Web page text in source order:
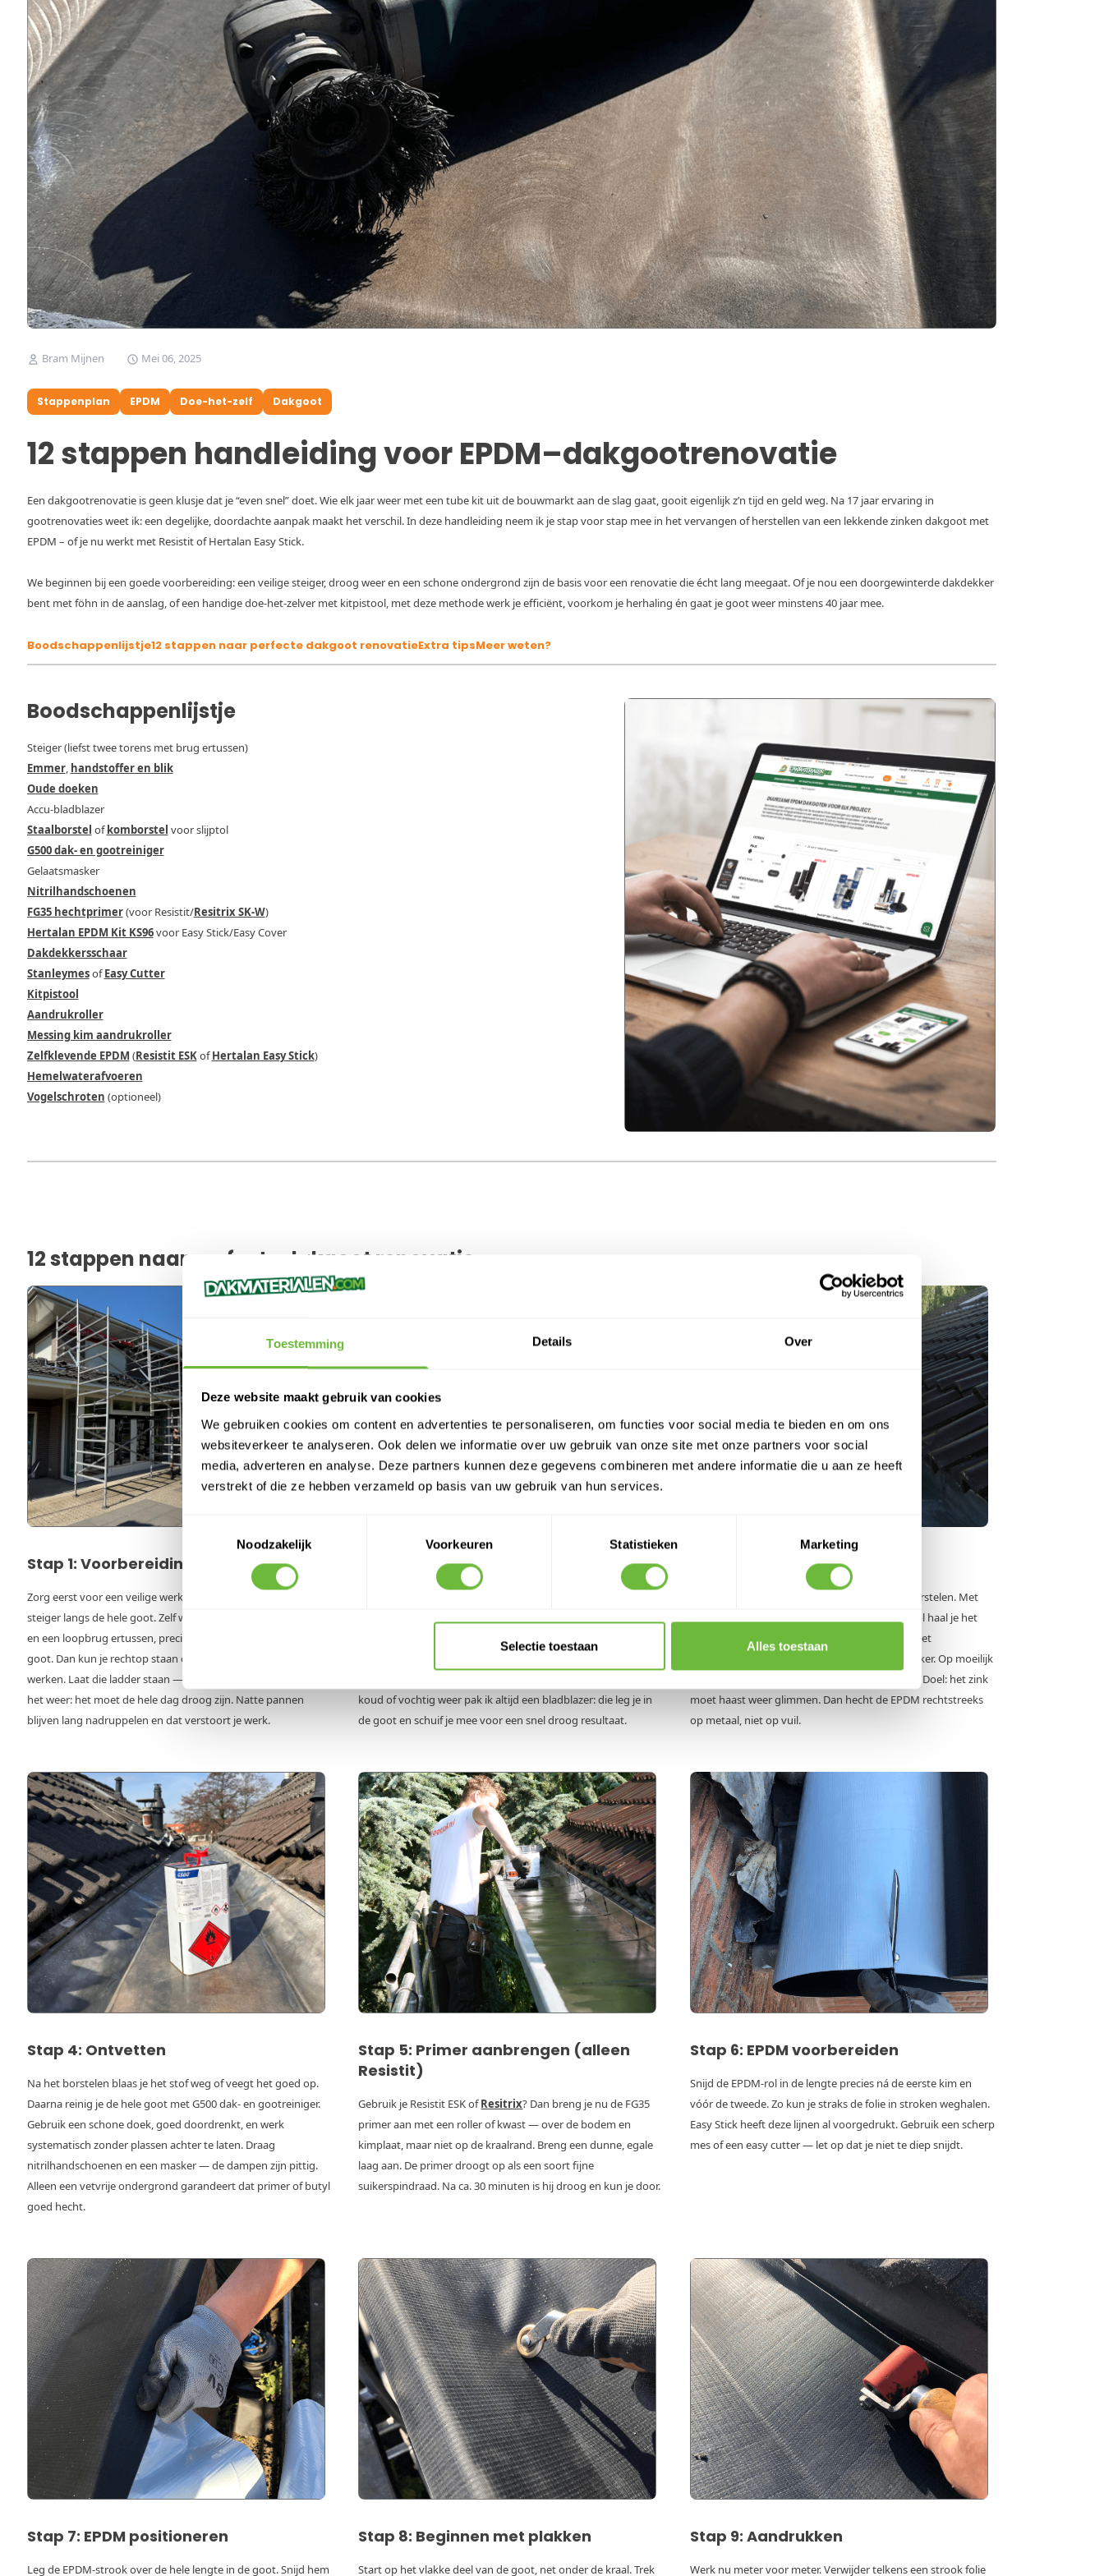
Toestemming Details Over
Deze website maakt gebruik van cookies
We gebruiken cookies om content en advertenties te personaliseren, om functies voor social media te bieden en om ons
websiteverkeer te analyseren. Ook delen we informatie over uw gebruik van onze site met onze partners voor social
media, adverteren en analyse. Deze partners kunnen deze gegevens combineren met andere informatie die u aan ze heeft
verstrekt of die ze hebben verzameld op basis van uw gebruik van hun services.
Toestemmingsselectie
Noodzakelijk
Voorkeuren Statistieken Marketing
Selectie toestaan Alles toestaan
Bram Mijnen Mei 06, 2025
Stappenplan EPDM Doe-het-zelf Dakgoot
12 stappen handleiding voor EPDM–dakgootrenovatie
Een dakgootrenovatie is geen klusje dat je “even snel” doet. Wie elk jaar weer met een tube kit uit de bouwmarkt aan de slag gaat, gooit eigenlijk z’n tijd en geld weg. Na 17 jaar ervaring in
gootrenovaties weet ik: een degelijke, doordachte aanpak maakt het verschil. In deze handleiding neem ik je stap voor stap mee in het vervangen of herstellen van een lekkende zinken dakgoot met
EPDM – of je nu werkt met Resistit of Hertalan Easy Stick.
We beginnen bij een goede voorbereiding: een veilige steiger, droog weer en een schone ondergrond zijn de basis voor een renovatie die écht lang meegaat. Of je nou een doorgewinterde dakdekker
bent met föhn in de aanslag, of een handige doe-het-zelver met kitpistool, met deze methode werk je efficiënt, voorkom je herhaling én gaat je goot weer minstens 40 jaar mee.
Boodschappenlijstje12 stappen naar perfecte dakgoot renovatieExtra tipsMeer weten?
Boodschappenlijstje
Steiger (liefst twee torens met brug ertussen)
Emmer, handstoffer en blik
Oude doeken
Accu-bladblazer
Staalborstel ofkomborstel voor slijptol
G500 dak- en gootreiniger
Gelaatsmasker
Nitrilhandschoenen
FG35 hechtprimer(voor Resistit/Resitrix SK-W)
Hertalan EPDM Kit KS96voor Easy Stick/Easy Cover
Dakdekkersschaar
StanleymesofEasy Cutter
Kitpistool
Aandrukroller
Messing kim aandrukroller
Zelfklevende EPDM (Resistit ESKofHertalan Easy Stick)
Hemelwaterafvoeren
Vogelschroten (optioneel)
12 stappen naar perfecte dakgoot renovatie
Stap 1: Voorbereiding
Zorg eerst voor een veilige werkplek: een brede, stabiele
steiger langs de hele goot. Zelf werk ik altijd met twee torens
en een loopbrug ertussen, precies op heuphoogte van de
goot. Dan kun je rechtop staan en met lange EPDM-banen
werken. Laat die ladder staan — veel te instabiel. Check ook
het weer: het moet de hele dag droog zijn. Natte pannen
blijven lang nadruppelen en dat verstoort je werk.
Stap 2: Goot leeghalen
koud of vochtig weer pak ik altijd een bladblazer: die leg je in
de goot en schuif je mee voor een snel droog resultaat.
Stap 3: Grondig borstelen
Voor een sterke hechting moet je echt goed borstelen. Met
een staalborstel of een komborstel op de slijptol haal je het
zink tot op de originele laag op. Altijd werken met
veiligheidsbril, gehoorbescherming en stofmasker. Op moeilijk
bereikbare plekken gebruik je een handborstel. Doel: het zink
moet haast weer glimmen. Dan hecht de EPDM rechtstreeks
op metaal, niet op vuil.
Stap 4: Ontvetten
Na het borstelen blaas je het stof weg of veegt het goed op.
Daarna reinig je de hele goot met G500 dak- en gootreiniger.
Gebruik een schone doek, goed doordrenkt, en werk
systematisch zonder plassen achter te laten. Draag
nitrilhandschoenen en een masker — de dampen zijn pittig.
Alleen een vetvrije ondergrond garandeert dat primer of butyl
goed hecht.
Stap 5: Primer aanbrengen (alleen
Resistit)
Gebruik je Resistit ESK ofResitrix? Dan breng je nu de FG35
primer aan met een roller of kwast — over de bodem en
kimplaat, maar niet op de kraalrand. Breng een dunne, egale
laag aan. De primer droogt op als een soort fijne
suikerspindraad. Na ca. 30 minuten is hij droog en kun je door.
Stap 6: EPDM voorbereiden
Snijd de EPDM-rol in de lengte precies ná de eerste kim en
vóór de tweede. Zo kun je straks de folie in stroken weghalen.
Easy Stick heeft deze lijnen al voorgedrukt. Gebruik een scherp
mes of een easy cutter — let op dat je niet te diep snijdt.
Stap 7: EPDM positioneren
Leg de EPDM-strook over de hele lengte in de goot. Snijd hem
Stap 8: Beginnen met plakken
Start op het vlakke deel van de goot, net onder de kraal. Trek
Stap 9: Aandrukken
Werk nu meter voor meter. Verwijder telkens een strook folie